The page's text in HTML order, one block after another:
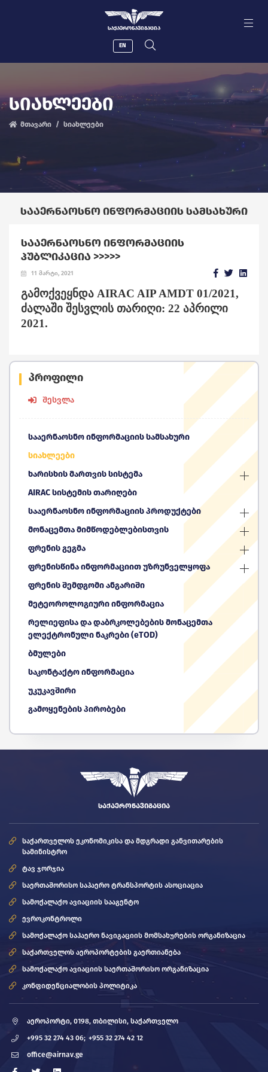
ᲡᲐᲥᲐᲔᲠᲝᲜᲐᲕᲘᲒᲐᲪᲘᲐ
EN
ᲡᲘᲐᲮᲚᲔᲔᲑᲘ
მთავარი სიახლეები
ᲡᲐᲐᲔᲠᲜᲐᲝᲡᲜᲝ ᲘᲜᲤᲝᲠᲛᲐᲪᲘᲘᲡ ᲡᲐᲛᲡᲐᲮᲣᲠᲘ
პროფილი
შესვლა
სააერნაოსნო ინფორმაციის სამსახური
სიახლეები
ხარისხის მართვის სისტემა
AIRAC სისტემის თარიღები
სააერნაოსნო ინფორმაციის პროდუქტები
მონაცემთა მიმწოდებლებისთვის
ფრენის გეგმა
ფრენისწინა ინფორმაციით უზრუნველყოფა
ფრენის შემდგომი ანგარიში
მეტეოროლოგიური ინფორმაცია
რელიეფისა და დაბრკოლებების მონაცემთა
ელექტრონული ნაკრები (eTOD)
ბმულები
საკონტაქტო ინფორმაცია
უკუკავშირი
გამოყენების პირობები
ᲡᲐᲐᲔᲠᲜᲐᲝᲡᲜᲝ ᲘᲜᲤᲝᲠᲛᲐᲪᲘᲘᲡ
ᲞᲣᲑᲚᲘᲙᲐᲪᲘᲐ >>>>>
11 მარტი, 2021
გამოქვეყნდა AIRAC AIP AMDT 01/2021,
ძალაში შესვლის თარიღი: 22 აპრილი
2021.
ᲡᲐᲥᲐᲔᲠᲝᲜᲐᲕᲘᲒᲐᲪᲘᲐ
საქართველოს ეკონომიკისა და მდგრადი განვითარების
სამინისტრო
ტავ ჯორჯია
საერთაშორისო საჰაერო ტრანსპორტის ასოციაცია
სამოქალაქო ავიაციის სააგენტო
ევროკონტროლი
სამოქალაქო საჰაერო ნავიგაციის მომსახურების ორგანიზაცია
საქართველოს აეროპორტების გაერთიანება
სამოქალაქო ავიაციის საერთაშორისო ორგანიზაცია
კონფიდენციალობის პოლიტიკა
აეროპორტი, 0198, თბილისი, საქართველო
+995 32 274 43 06; +955 32 274 42 12
office@airnav.ge